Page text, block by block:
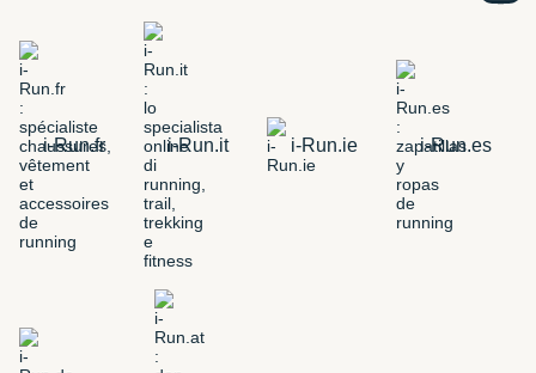
i-Run.fr i-Run.it i-Run.ie i-Run.es